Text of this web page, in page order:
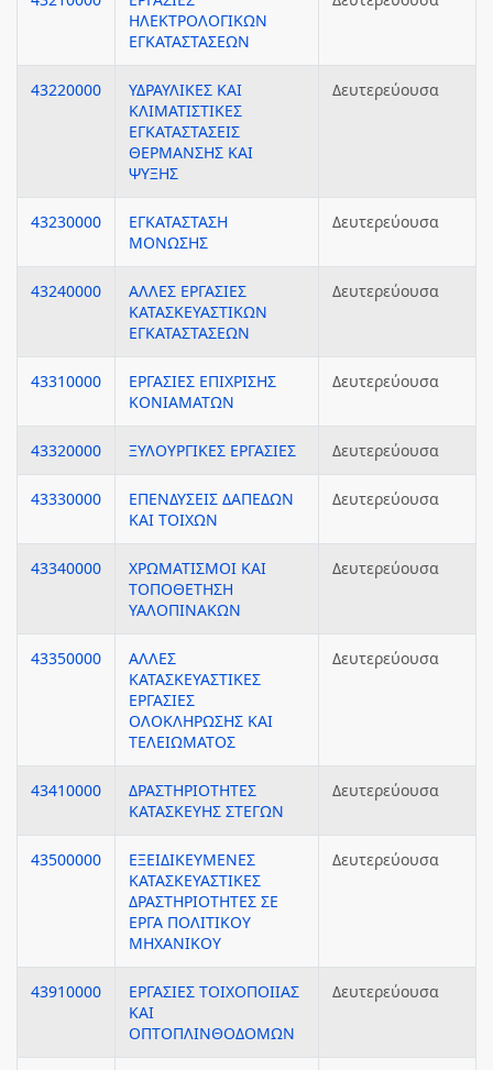
ΗΛΕΚΤΡΟΛΟΓΙΚΩΝ
ΕΓΚΑΤΑΣΤΑΣΕΩΝ
43220000
ΥΔΡΑΥΛΙΚΕΣ ΚΑΙ
ΚΛΙΜΑΤΙΣΤΙΚΕΣ
ΕΓΚΑΤΑΣΤΑΣΕΙΣ
ΘΕΡΜΑΝΣΗΣ ΚΑΙ
ΨΥΞΗΣ
Δευτερεύουσα
43230000
ΕΓΚΑΤΑΣΤΑΣΗ
ΜΟΝΩΣΗΣ
Δευτερεύουσα
43240000
ΑΛΛΕΣ ΕΡΓΑΣΙΕΣ
ΚΑΤΑΣΚΕΥΑΣΤΙΚΩΝ
ΕΓΚΑΤΑΣΤΑΣΕΩΝ
Δευτερεύουσα
43310000
ΕΡΓΑΣΙΕΣ ΕΠΙΧΡΙΣΗΣ
ΚΟΝΙΑΜΑΤΩΝ
Δευτερεύουσα
43320000 ΞΥΛΟΥΡΓΙΚΕΣ ΕΡΓΑΣΙΕΣ Δευτερεύουσα
43330000
ΕΠΕΝΔΥΣΕΙΣ ΔΑΠΕΔΩΝ
ΚΑΙ ΤΟΙΧΩΝ
Δευτερεύουσα
43340000
ΧΡΩΜΑΤΙΣΜΟΙ ΚΑΙ
ΤΟΠΟΘΕΤΗΣΗ
ΥΑΛΟΠΙΝΑΚΩΝ
Δευτερεύουσα
43350000
ΑΛΛΕΣ
ΚΑΤΑΣΚΕΥΑΣΤΙΚΕΣ
ΕΡΓΑΣΙΕΣ
ΟΛΟΚΛΗΡΩΣΗΣ ΚΑΙ
ΤΕΛΕΙΩΜΑΤΟΣ
Δευτερεύουσα
43410000
ΔΡΑΣΤΗΡΙΟΤΗΤΕΣ
ΚΑΤΑΣΚΕΥΗΣ ΣΤΕΓΩΝ
Δευτερεύουσα
43500000
ΕΞΕΙΔΙΚΕΥΜΕΝΕΣ
ΚΑΤΑΣΚΕΥΑΣΤΙΚΕΣ
ΔΡΑΣΤΗΡΙΟΤΗΤΕΣ ΣΕ
ΕΡΓΑ ΠΟΛΙΤΙΚΟΥ
ΜΗΧΑΝΙΚΟΥ
Δευτερεύουσα
43910000
ΕΡΓΑΣΙΕΣ ΤΟΙΧΟΠΟΙΙΑΣ
ΚΑΙ
ΟΠΤΟΠΛΙΝΘΟΔΟΜΩΝ
Δευτερεύουσα